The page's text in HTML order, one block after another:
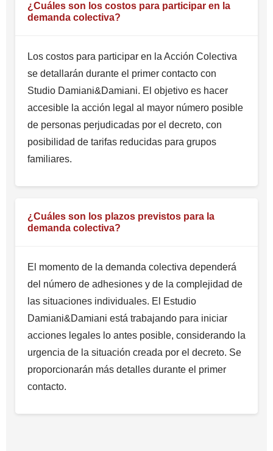
¿Cuáles son los costos para participar en la
demanda colectiva?
Los costos para participar en la Acción Colectiva
se detallarán durante el primer contacto con
Studio Damiani&Damiani. El objetivo es hacer
accesible la acción legal al mayor número posible
de personas perjudicadas por el decreto, con
posibilidad de tarifas reducidas para grupos
familiares.
¿Cuáles son los plazos previstos para la
demanda colectiva?
El momento de la demanda colectiva dependerá
del número de adhesiones y de la complejidad de
las situaciones individuales. El Estudio
Damiani&Damiani está trabajando para iniciar
acciones legales lo antes posible, considerando la
urgencia de la situación creada por el decreto. Se
proporcionarán más detalles durante el primer
contacto.